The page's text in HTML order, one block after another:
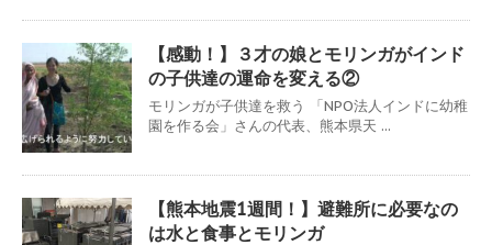
【感動！】３才の娘とモリンガがインド
の子供達の運命を変える②
モリンガが子供達を救う 「NPO法人インドに幼稚
園を作る会」さんの代表、熊本県天 ...
【熊本地震1週間！】避難所に必要なの
は水と食事とモリンガ